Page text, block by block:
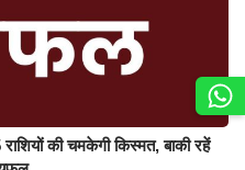
की चमकेगी किस्मत, बाकी रहें